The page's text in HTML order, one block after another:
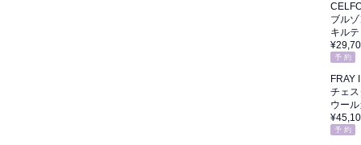
ブル
キル
予 約
FRAY
チェ
ウー
予 約